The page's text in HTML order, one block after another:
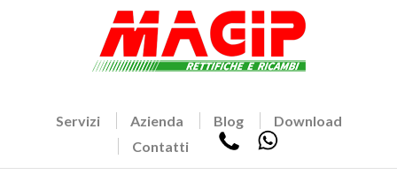
Servizi Azienda Blog
Download
Contatti